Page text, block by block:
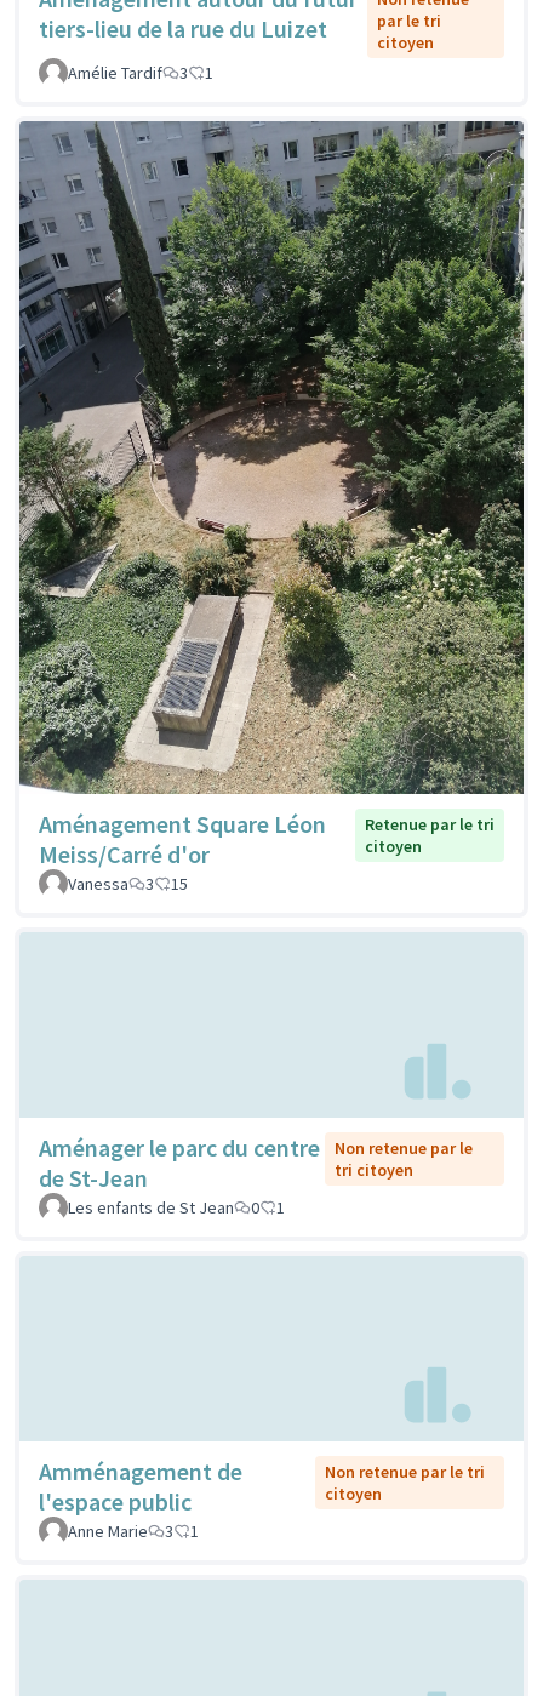
tiers-lieu de la rue du Luizet
par le tri
citoyen
Amélie Tardif
3 1
Aménagement Square Léon
Meiss/Carré d'or
Retenue par le tri
citoyen
Vanessa
3 15
Aménager le parc du centre
de St-Jean
Non retenue par le
tri citoyen
Les enfants de St Jean
0 1
Amménagement de
l'espace public
Non retenue par le tri
citoyen
Anne Marie
3 1